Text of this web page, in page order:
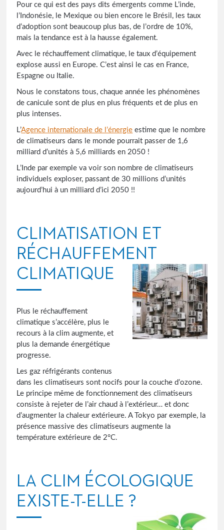
Pour ce qui est des pays dits émergents comme L’inde,
l’Indonésie, le Mexique ou bien encore le Brésil, les taux
d’adoption sont beaucoup plus bas, de l’ordre de 10%,
mais la tendance est à la hausse également.
Avec le réchauffement climatique, le taux d’équipement
explose aussi en Europe. C’est ainsi le cas en France,
Espagne ou Italie.
Nous le constatons tous, chaque année les phénomènes
de canicule sont de plus en plus fréquents et de plus en
plus intenses.
L’Agence internationale de l’énergie estime que le nombre
de climatiseurs dans le monde pourrait passer de 1,6
milliard d’unités à 5,6 milliards en 2050 !
L’Inde par exemple va voir son nombre de climatiseurs
individuels exploser, passant de 30 millions d’unités
aujourd’hui à un milliard d’ici 2050 !!
CLIMATISATION ET
RÉCHAUFFEMENT
CLIMATIQUE
Plus le réchauffement
climatique s’accélère, plus le
recours à la clim augmente, et
plus la demande énergétique
progresse.
Les gaz réfrigérants contenus
dans les climatiseurs sont nocifs pour la couche d’ozone.
Le principe même de fonctionnement des climatiseurs
consiste à rejeter de l’air chaud à l’extérieur… et donc
d’augmenter la chaleur extérieure. A Tokyo par exemple, la
présence massive des climatiseurs augmente la
température extérieure de 2°C.
LA CLIM ÉCOLOGIQUE
EXISTE-T-ELLE ?